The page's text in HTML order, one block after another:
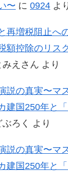
〜 に 0924 よ
再増税阻止へ
額控除のリス
みえさん より
説の真実〜マ
建国250年と
ぶろく より
説の真実〜マ
建国250年と